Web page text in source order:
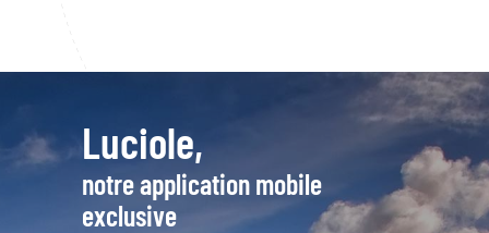
Luciole,
notre application mobile
exclusive